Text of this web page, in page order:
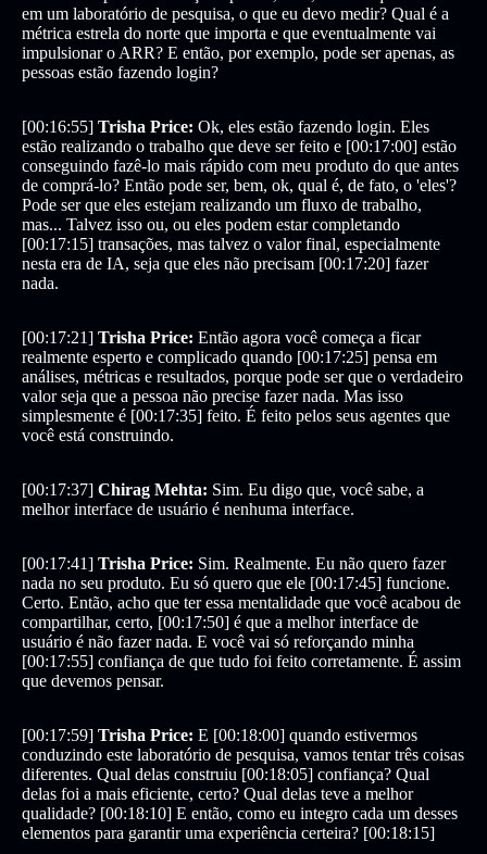
em um laboratório de pesquisa, o que eu devo medir? Qual é a
métrica estrela do norte que importa e que eventualmente vai
impulsionar o ARR? E então, por exemplo, pode ser apenas, as
pessoas estão fazendo login?
[00:16:55] Trisha Price: Ok, eles estão fazendo login. Eles
estão realizando o trabalho que deve ser feito e [00:17:00] estão
conseguindo fazê-lo mais rápido com meu produto do que antes
de comprá-lo? Então pode ser, bem, ok, qual é, de fato, o 'eles'?
Pode ser que eles estejam realizando um fluxo de trabalho,
mas... Talvez isso ou, ou eles podem estar completando
[00:17:15] transações, mas talvez o valor final, especialmente
nesta era de IA, seja que eles não precisam [00:17:20] fazer
nada.
[00:17:21] Trisha Price: Então agora você começa a ficar
realmente esperto e complicado quando [00:17:25] pensa em
análises, métricas e resultados, porque pode ser que o verdadeiro
valor seja que a pessoa não precise fazer nada. Mas isso
simplesmente é [00:17:35] feito. É feito pelos seus agentes que
você está construindo.
[00:17:37] Chirag Mehta: Sim. Eu digo que, você sabe, a
melhor interface de usuário é nenhuma interface.
[00:17:41] Trisha Price: Sim. Realmente. Eu não quero fazer
nada no seu produto. Eu só quero que ele [00:17:45] funcione.
Certo. Então, acho que ter essa mentalidade que você acabou de
compartilhar, certo, [00:17:50] é que a melhor interface de
usuário é não fazer nada. E você vai só reforçando minha
[00:17:55] confiança de que tudo foi feito corretamente. É assim
que devemos pensar.
[00:17:59] Trisha Price: E [00:18:00] quando estivermos
conduzindo este laboratório de pesquisa, vamos tentar três coisas
diferentes. Qual delas construiu [00:18:05] confiança? Qual
delas foi a mais eficiente, certo? Qual delas teve a melhor
qualidade? [00:18:10] E então, como eu integro cada um desses
elementos para garantir uma experiência certeira? [00:18:15]